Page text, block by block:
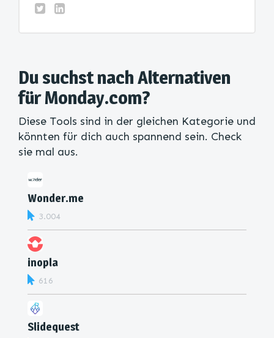
Du suchst nach Alternativen
für Monday.com?
Diese Tools sind in der gleichen Kategorie und
könnten für dich auch spannend sein. Check
sie mal aus.
Wonder.me
3.004
inopla
616
Slidequest